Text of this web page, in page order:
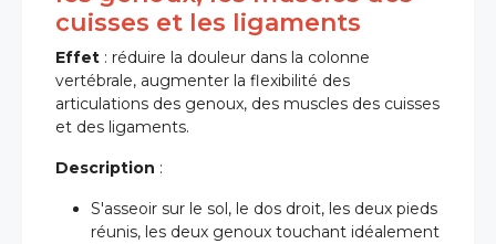
cuisses et les ligaments
Effet : réduire la douleur dans la colonne
vertébrale, augmenter la flexibilité des
articulations des genoux, des muscles des cuisses
et des ligaments.
Description :
S'asseoir sur le sol, le dos droit, les deux pieds
réunis, les deux genoux touchant idéalement